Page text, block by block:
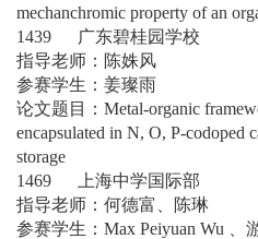
mechanchromic property of an
1439 广东碧桂园学校
指导老师：陈姝风
参赛学生：姜璨雨
论文题目：Metal-organic
encapsulated in N, O, P-codoped
storage
1469 上海中学国际部
指导老师：何德富、陈琳
参赛学生：Max Peiyuan Wu 、